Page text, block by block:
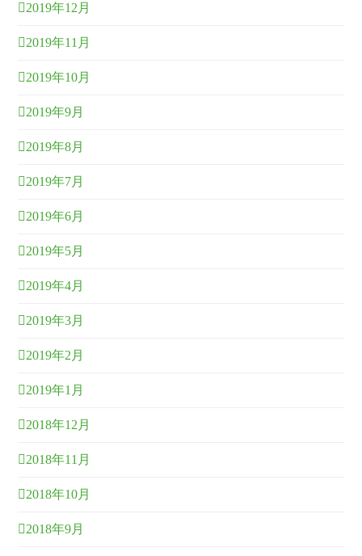
2019年12月
2019年11月
2019年10月
2019年9月
2019年8月
2019年7月
2019年6月
2019年5月
2019年4月
2019年3月
2019年2月
2019年1月
2018年12月
2018年11月
2018年10月
2018年9月